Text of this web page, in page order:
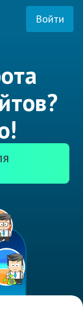
Войти